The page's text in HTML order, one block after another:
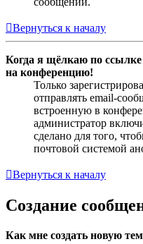
Вернуться к началу
Когда я щёлкаю по
на конференцию!
Только
отправлять email-
встроенную в
администратор
сделано для того,
почтовой системой
Вернуться к началу
Создание
Как мне создать новую